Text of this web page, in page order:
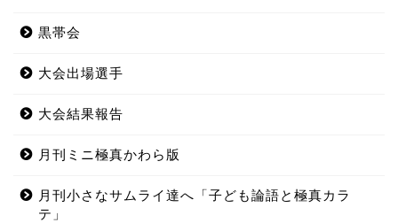
黒帯会
大会出場選手
大会結果報告
月刊ミニ極真かわら版
月刊小さなサムライ達へ「子ども論語と極真カラ
テ」